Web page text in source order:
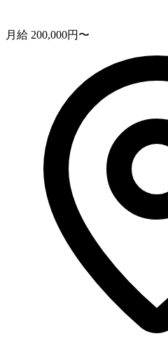
月給 200,000円〜